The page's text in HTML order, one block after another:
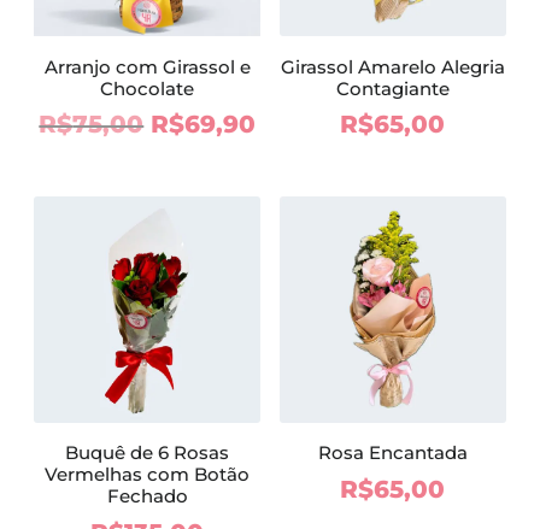
Arranjo com Girassol e
Chocolate
R$75,00 O
R$75,00.
R$69,90
R$69,90.
Girassol Amarelo Alegria
Contagiante
R$65,00
Buquê de 6 Rosas
Vermelhas com Botão
Fechado
Rosa Encantada
R$65,00